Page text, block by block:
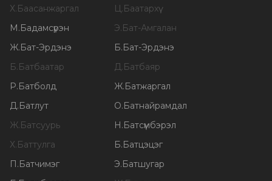
Х.Баасанжаргал Ц.Баатархүү
М.Бадамсүрэн Э.Бат-Амгалан
Ж.Бат-Эрдэнэ Б.Бат-Эрдэнэ
Б.Батбаатар Д.Батбаяр
Р.Батболд Ж.Батжаргал
Д.Батлут О.Батнайрамдал
Ж.Батсуурь Н.Батсүмбэрэл
Х.Баттулга Б.Батцэцэг
П.Батчимэг Э.Батшугар